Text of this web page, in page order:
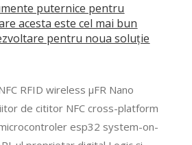
puternice pentru
acesta este cel mai bun
pentru noua soluție
RFID wireless μFR Nano
de cititor NFC cross-platform
esp32 system-on-